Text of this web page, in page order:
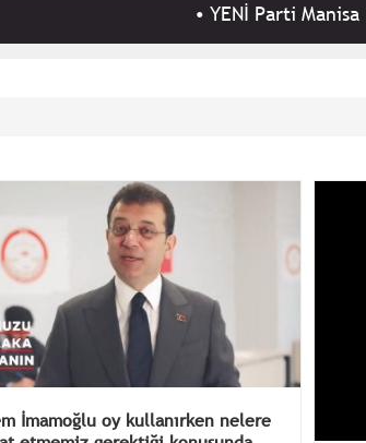
YENİ Parti Manisa İl Başkanı
İmamoğlu oy kullanırken nelere